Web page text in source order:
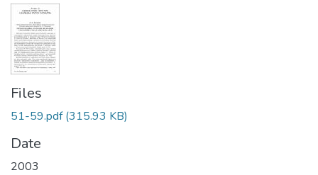
Files
51-59.pdf(315.93 KB)
Date
2003